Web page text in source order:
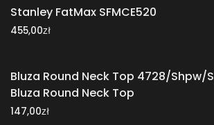
Stanley FatMax SFMCE520
455,00zł
Bluza Round Neck Top 4728/Shpw/S
Bluza Round Neck Top
147,00zł